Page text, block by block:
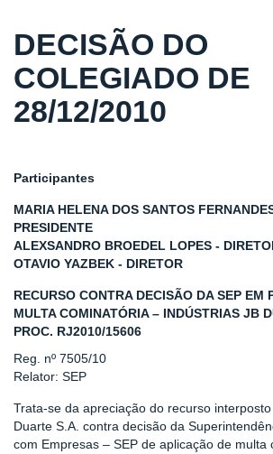
DECISÃO DO
COLEGIADO DE
28/12/2010
Participantes
MARIA HELENA DOS SANTOS
PRESIDENTE
ALEXSANDRO BROEDEL LOPES -
OTAVIO YAZBEK - DIRETOR
RECURSO CONTRA DECISÃO DA SEP EM
MULTA COMINATÓRIA – INDÚSTRIAS JB
PROC. RJ2010/15606
Reg. nº 7505/10
Relator: SEP
Trata-se da apreciação do recurso
Duarte S.A. contra decisão da
com Empresas – SEP de aplicação de multa